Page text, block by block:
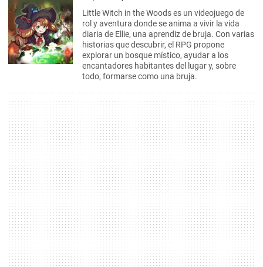
Little Witch in the Woods es un videojuego de
rol y aventura donde se anima a vivir la vida
diaria de Ellie, una aprendiz de bruja. Con varias
historias que descubrir, el RPG propone
explorar un bosque místico, ayudar a los
encantadores habitantes del lugar y, sobre
todo, formarse como una bruja.